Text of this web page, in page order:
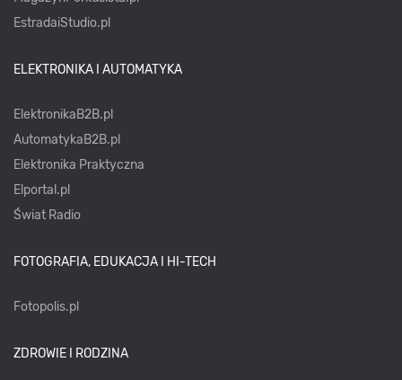
EstradaiStudio.pl
ELEKTRONIKA I AUTOMATYKA
ElektronikaB2B.pl
AutomatykaB2B.pl
Elektronika Praktyczna
Elportal.pl
Świat Radio
FOTOGRAFIA, EDUKACJA I HI-TECH
Fotopolis.pl
ZDROWIE I RODZINA